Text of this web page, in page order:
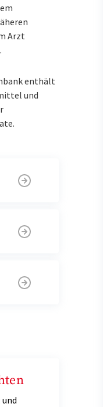
Arzt
enthält
und
und